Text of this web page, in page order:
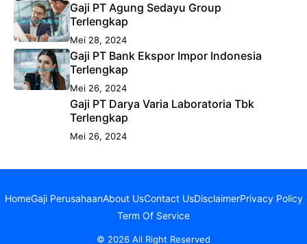
Gaji PT Agung Sedayu Group
Terlengkap
Mei 28, 2024
Gaji PT Bank Ekspor Impor Indonesia
Terlengkap
Mei 26, 2024
Gaji PT Darya Varia Laboratoria Tbk
Terlengkap
Mei 26, 2024
HomeGaji PerusahaanAbout UsContact UsDisclaimerPrivacy Policy
Term Of Service
© 2026 All Right Reserved